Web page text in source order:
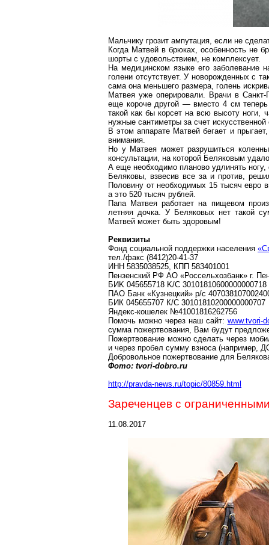
Мальчику грозит ампутация, если не
Когда Матвей в брюках, особенность не
шорты с удовольствием, не комплексует.
На медицинском языке его заболевание
голени отсутствует. У новорожденных с
сама она меньшего размера, голень
Матвея уже оперировали. Врачи в Санкт-
еще короче другой — вместо 4 см
такой как бы корсет на всю высоту
нужные сантиметры за счет искусственной
В этом аппарате Матвей бегает и
внимания.
Но у Матвея может разрушиться
консультации, на которой Беляковым
А еще необходимо планово удлинять ногу,
Беляковы, взвесив все за и против,
Половину от необходимых 15 тысяч евро
а это 520 тысяч рублей.
Папа Матвея работает на пищевом
летняя дочка. У Беляковых нет такой
Матвей может быть здоровым!
Реквизиты
Фонд социальной поддержки населения
тел./факс (8412)20-41-37
И HH 5835038525, КПП 583401001
Пензенский PФ AO «Россельхозбанк» г.
БИ K 045655718 K/C 30101810600000000718
ПАО Банк «Кузнецкий» p/c
БИК 045655707 К/С 30101810200000000707
Яндекс-кошелек №41001816262756
Помочь можно через наш сайт: www.tvori-
сумма пожертвования, Вам будут
Пожертвование можно сделать через
и через пробел сумму взноса (например,
Добровольное пожертвование для
Фото: tvori-dobro.ru
http://pravda-news.ru/topic/80859.html
Зареченцев с
11.08.2017